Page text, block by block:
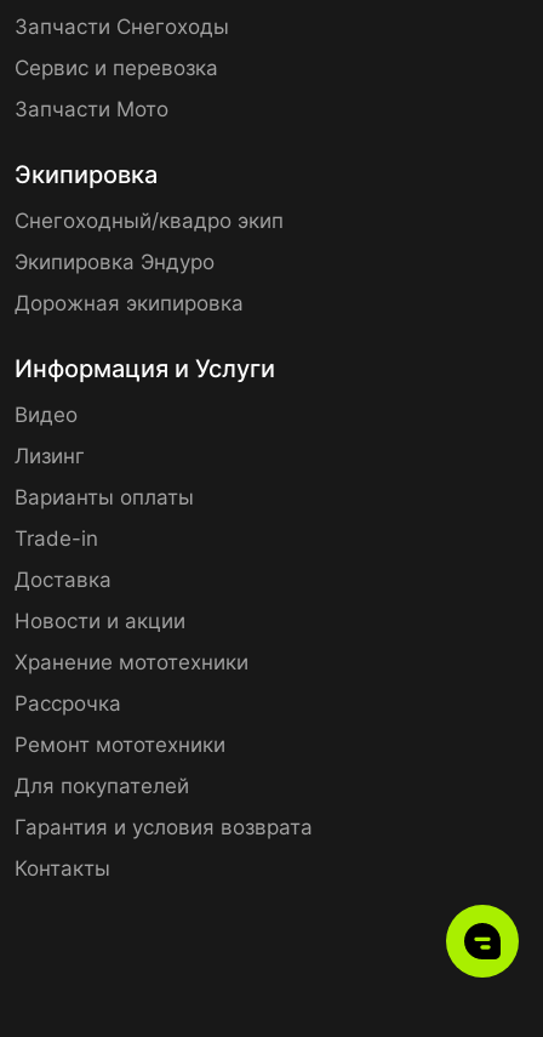
Запчасти Снегоходы
Сервис и перевозка
Запчасти Мото
Экипировка
Снегоходный/квадро экип
Экипировка Эндуро
Дорожная экипировка
Информация и Услуги
Видео
Лизинг
Варианты оплаты
Trade-in
Доставка
Новости и акции
Хранение мототехники
Рассрочка
Ремонт мототехники
Для покупателей
Гарантия и условия возврата
Контакты